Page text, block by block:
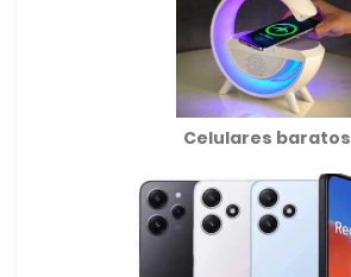
Celulares baratos